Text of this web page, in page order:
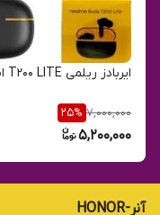
ایربادز ریلمی T200 LITE اصلی
7,000,000
25%
5,200,000
آنر-HONOR